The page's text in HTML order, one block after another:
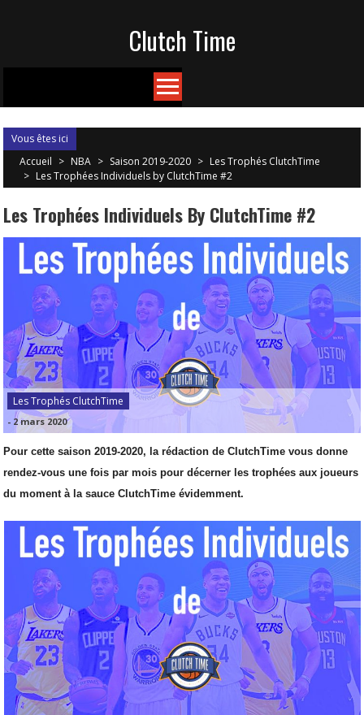
Clutch Time
Vous êtes ici
Accueil > NBA > Saison 2019-2020 > Les Trophés ClutchTime
> Les Trophées Individuels by ClutchTime #2
Les Trophées Individuels By ClutchTime #2
Les Trophés ClutchTime
- 2 mars 2020
Pour cette saison 2019-2020, la rédaction de ClutchTime vous donne
rendez-vous une fois par mois pour décerner les trophées aux joueurs
du moment à la sauce ClutchTime évidemment.